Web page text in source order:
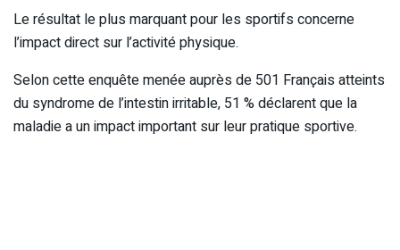
Le résultat le plus marquant pour les sportifs concerne
l’impact direct sur l’activité physique.
Selon cette enquête menée auprès de 501 Français atteints
du syndrome de l’intestin irritable, 51 % déclarent que la
maladie a un impact important sur leur pratique sportive.